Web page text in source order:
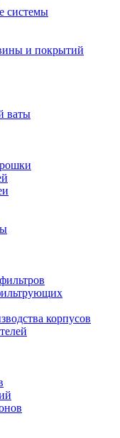
системы
и покрытий
ваты
корпусов